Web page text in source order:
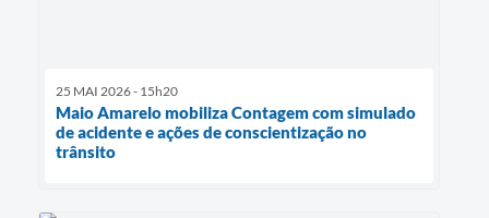
25 MAI 2026 - 15h20
Maio Amarelo mobiliza Contagem com simulado
de acidente e ações de conscientização no
trânsito